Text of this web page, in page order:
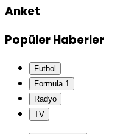
Anket
Popüler Haberler
Futbol
Formula 1
Radyo
TV